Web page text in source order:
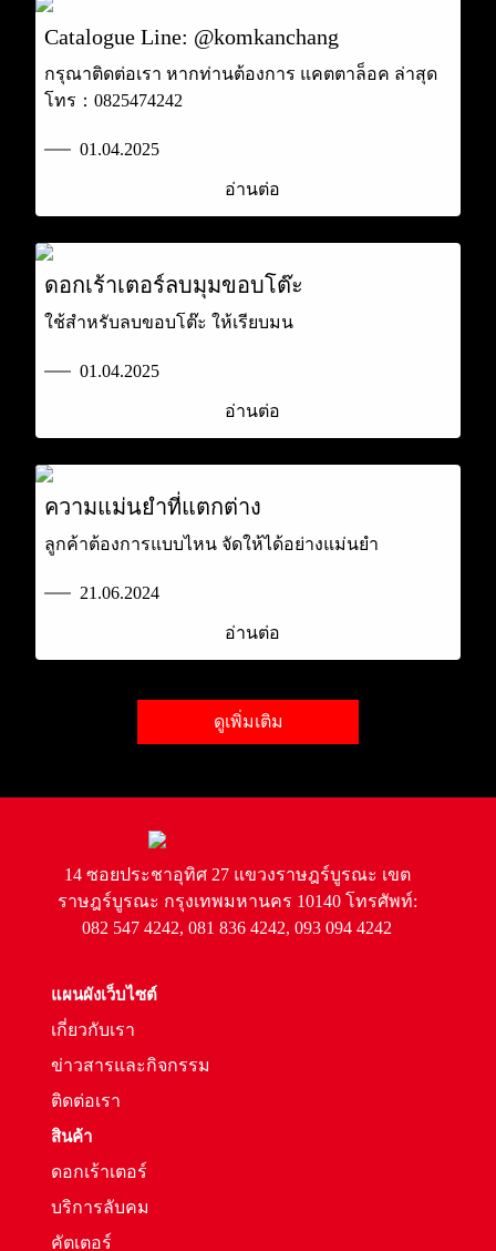
Catalogue Line: @komkanchang
กรุณาติดต่อเรา หากท่านต้องการ แคตตาล็อค ล่าสุด
โทร：0825474242
01.04.2025
อ่านต่อ
ดอกเร้าเตอร์ลบมุมขอบโต๊ะ
ใช้สำหรับลบขอบโต๊ะ ให้เรียบมน
01.04.2025
อ่านต่อ
ความแม่นยำที่แตกต่าง
ลูกค้าต้องการแบบไหน จัดให้ได้อย่างแม่นยำ
21.06.2024
อ่านต่อ
ดูเพิ่มเติม
14 ซอยประชาอุทิศ 27 แขวงราษฎร์บูรณะ เขต
ราษฎร์บูรณะ กรุงเทพมหานคร 10140 โทรศัพท์:
082 547 4242, 081 836 4242, 093 094 4242
แผนผังเว็บไซต์
เกี่ยวกับเรา
ข่าวสารและกิจกรรม
ติดต่อเรา
สินค้า
ดอกเร้าเตอร์
บริการลับคม
คัตเตอร์